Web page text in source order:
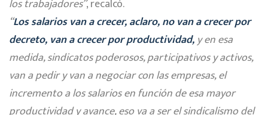
los trabajadores”, recalcó.
“Los salarios van a crecer, aclaro, no van a crecer por
decreto, van a crecer por productividad,y en esa
medida, sindicatos poderosos, participativos y activos,
van a pedir y van a negociar con las empresas, el
incremento a los salarios en función de esa mayor
productividad y avance, eso va a ser el sindicalismo del